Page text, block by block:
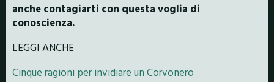
anche contagiarti con questa voglia di
conoscienza.
LEGGI ANCHE
Cinque ragioni per invidiare un Corvonero